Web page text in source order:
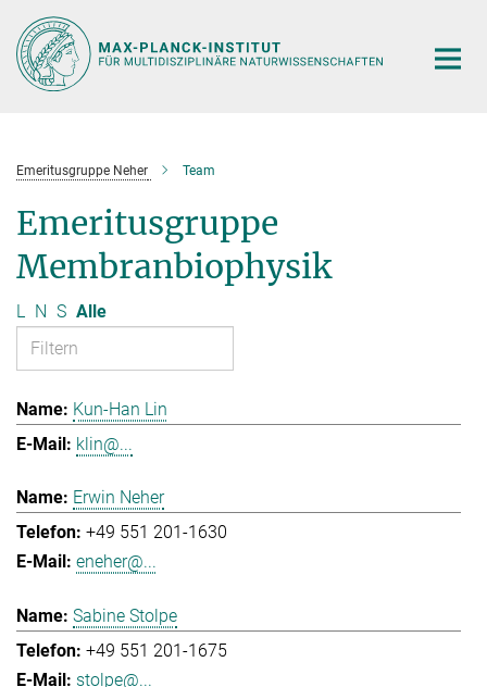
Hauptinhalt
Emeritusgruppe Neher Team
Emeritusgruppe
Membranbiophysik
L N S Alle
Kun-Han Lin
klin@...
Erwin Neher
+49 551 201-1630
eneher@...
Sabine Stolpe
+49 551 201-1675
stolpe@...